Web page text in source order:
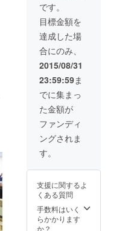
です。
目標金額を
達成した場
合にのみ、
2015/08/31
23:59:59ま
でに集まっ
た金額が
ファンディ
ングされま
す。
支援に関するよ
くある質問
手数料はいく
らかかります
か？